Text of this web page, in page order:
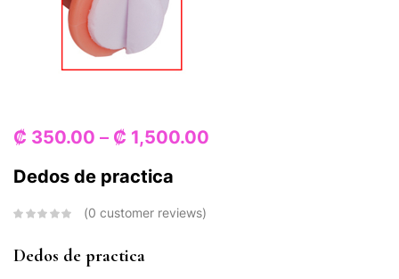
₡ 350.00 – ₡ 1,500.00
Dedos de practica
0 customer reviews
Dedos de practica